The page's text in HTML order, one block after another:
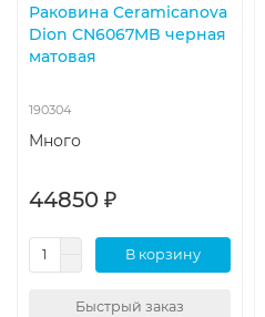
Раковина Ceramicanova
Dion CN6067MB черная
матовая
190304
Много
44850 ₽
В корзину
Быстрый заказ